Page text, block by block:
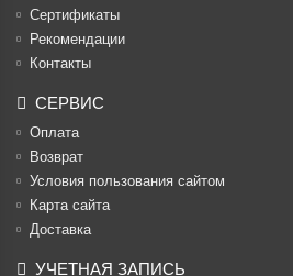
Cертификаты
Рекомендации
Контакты
СЕРВИС
Оплата
Возврат
Условия пользования сайтом
Карта сайта
Доставка
УЧЕТНАЯ ЗАПИСЬ